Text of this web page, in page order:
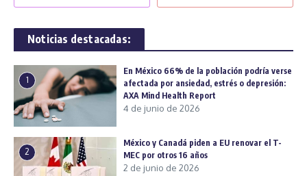
Noticias destacadas:
1
En México 66% de la población podría verse
afectada por ansiedad, estrés o depresión:
AXA Mind Health Report
4 de junio de 2026
2
México y Canadá piden a EU renovar el T-
MEC por otros 16 años
2 de junio de 2026